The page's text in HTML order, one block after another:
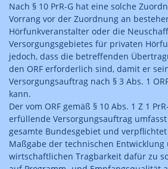
Nach § 10 PrR-G hat eine solche
Vorrang vor der Zuordnung an
Hörfunkveranstalter oder die
Versorgungsgebietes für privaten
jedoch, dass die betreffenden
den ORF erforderlich sind, damit er
Versorgungsauftrag nach § 3 Abs. 1
kann.
Der vom ORF gemäß § 10 Abs. 1 Z 1
erfüllende Versorgungsauftrag
gesamte Bundesgebiet und verpflichtet
Maßgabe der technischen
wirtschaftlichen Tragbarkeit dafür zu